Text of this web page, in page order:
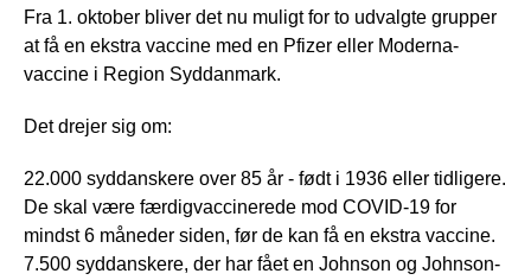
Fra 1. oktober bliver det nu muligt for to udvalgte grupper
at få en ekstra vaccine med en Pfizer eller Moderna-
vaccine i Region Syddanmark.
Det drejer sig om:
22.000 syddanskere over 85 år - født i 1936 eller tidligere.
De skal være færdigvaccinerede mod COVID-19 for
mindst 6 måneder siden, før de kan få en ekstra vaccine.
7.500 syddanskere, der har fået en Johnson og Johnson-